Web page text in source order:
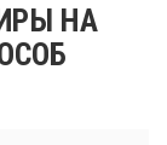
НА